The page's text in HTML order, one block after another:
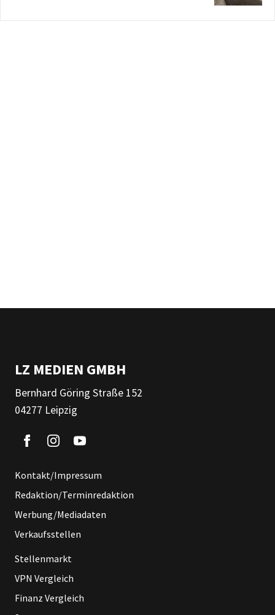
LZ MEDIEN GMBH
Bernhard Göring Straße 152
04277 Leipzig
Kontakt/Impressum
Redaktion/Terminredaktion
Werbung/Mediadaten
Verkaufsstellen
Stellenmarkt
VPN Vergleich
Finanz Vergleich